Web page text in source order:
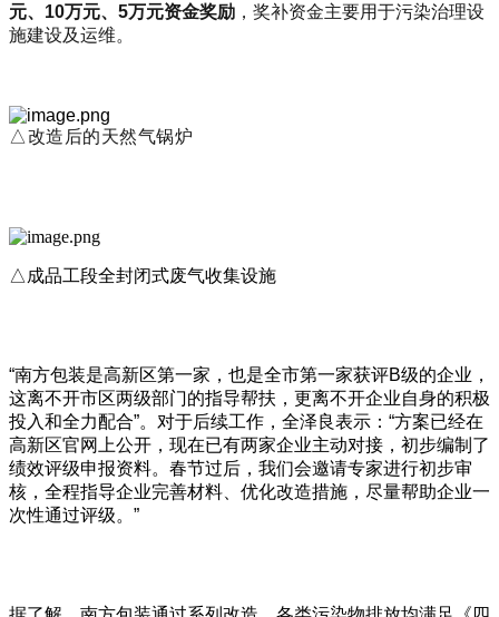
元、10万元、5万元资金奖励 ，奖补资金主要用于污染治理设
施建设及运维。
△改造后的天然气锅炉
△成品工段全封闭式废气收集设施
“南方包装是高新区第一家，也是全市第一家获评B级的企业，
这离不开市区两级部门的指导帮扶，更离不开企业自身的积极
投入和全力配合”。对于后续工作，全泽良表示：“方案已经在
高新区官网上公开，现在已有两家企业主动对接，初步编制了
绩效评级申报资料。春节过后，我们会邀请专家进行初步审
核，全程指导企业完善材料、优化改造措施，尽量帮助企业一
次性通过评级。”